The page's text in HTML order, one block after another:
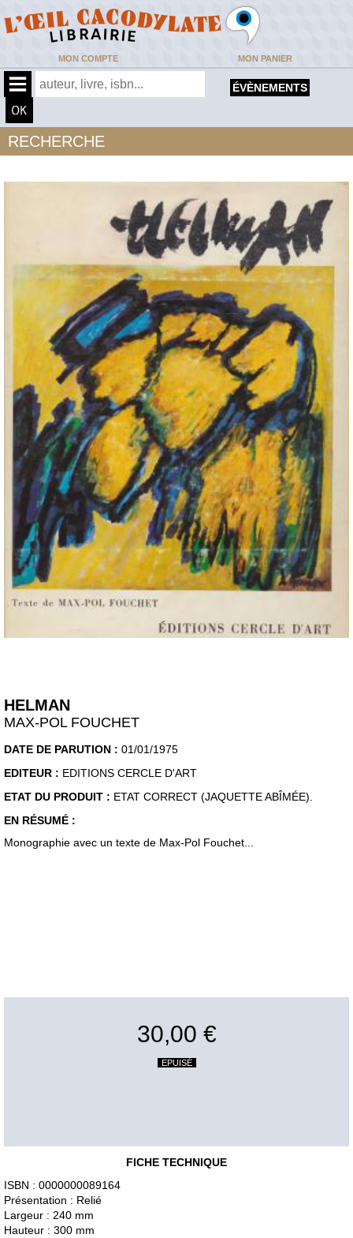
MON COMPTE MON PANIER
ÉVÈNEMENTS
RECHERCHE
HELMAN
MAX-POL FOUCHET
DATE DE PARUTION : 01/01/1975
EDITEUR : EDITIONS CERCLE D'ART
ETAT DU PRODUIT : ETAT CORRECT (JAQUETTE ABÎMÉE).
EN RÉSUMÉ :
Monographie avec un texte de Max-Pol Fouchet...
30,00 €
EPUISÉ
FICHE TECHNIQUE
ISBN : 0000000089164
Présentation : Relié
Largeur : 240 mm
Hauteur : 300 mm